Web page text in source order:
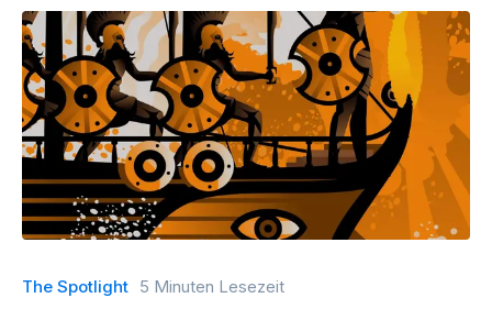
The Spotlight 5 Minuten Lesezeit